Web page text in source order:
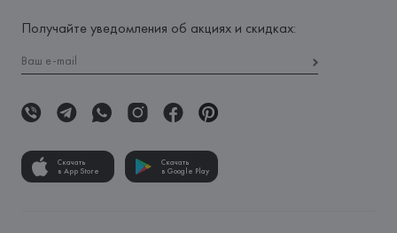
Получайте уведомления об акциях и скидках:
Скачать
в App Store
Скачать
в Google Play